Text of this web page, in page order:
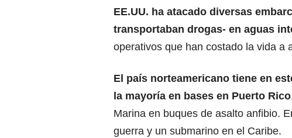
EE.UU. ha atacado diversas
transportaban drogas- en aguas
operativos que han costado la vida a
El país norteamericano tiene en
la mayoría en bases en Puerto Rico
Marina en buques de asalto anfibio.
guerra y un submarino en el Caribe.